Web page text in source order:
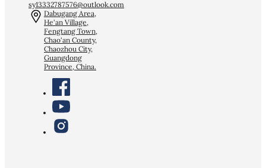
sy13332787576@outlook.com
Dabugang Area,
He'an Village,
Fengtang Town,
Chao'an County,
Chaozhou City,
Guangdong
Province, China.